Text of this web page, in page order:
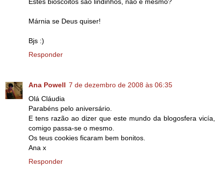
Márnia se Deus quiser!
Bjs :)
Responder
Ana Powell 7 de dezembro de 2008 às 06:35
Olá Cláudia
Parabéns pelo aniversário.
E tens razão ao dizer que este mundo da blogosfera vicía,
comigo passa-se o mesmo.
Os teus cookies ficaram bem bonitos.
Ana x
Responder